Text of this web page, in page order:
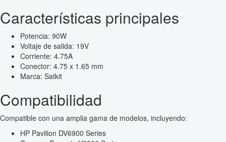
Características principales
Potencia: 90W
Voltaje de salida: 19V
Corriente: 4.75A
Conector: 4.75 x 1.65 mm
Marca: Satkit
Compatibilidad
Compatible con una amplia gama de modelos, incluyendo:
HP Pavilion DV6900 Series